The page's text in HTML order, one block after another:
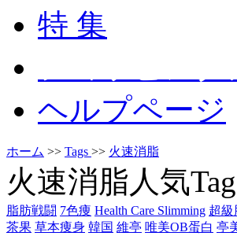
特 集
ヘルプページ
ホーム >> Tags >> 火速消脂
火速消脂人気Tag
脂肪戦闘 7色痩 Health Care Slimming 超級
茶果 草本痩身 韓国 維亭 唯美OB蛋白 亭